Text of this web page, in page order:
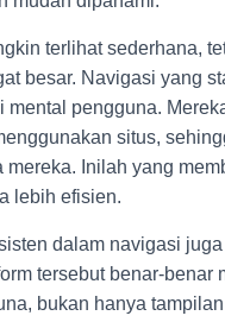
terlihat sederhana,
besar. Navigasi yang
mental pengguna.
situs,
mereka. Inilah yang
lebih efisien.
dalam navigasi
tersebut benar-benar
bukan hanya